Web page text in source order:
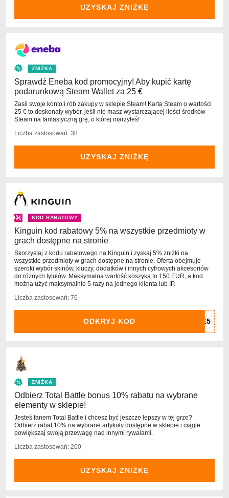
UZYSKAJ ZNIŻKĘ
ZNIŻKA
Sprawdź Eneba kod promocyjny! Aby kupić kartę
podarunkową Steam Wallet za 25 €
Zasil swoje konto i rób zakupy w sklepie Steam! Karta Steam o wartości
25 € to doskonały wybór, jeśli nie masz wystarczającej ilości środków
Steam na fantastyczną grę, o której marzyłeś!
Liczba zastosowań: 38
UZYSKAJ ZNIŻKĘ
KOD RABATOWY
Kinguin kod rabatowy 5% na wszystkie przedmioty w
grach dostępne na stronie
Skorzystaj z kodu rabatowego na Kinguin i zyskaj 5% zniżki na
wszystkie przedmioty w grach dostępne na stronie. Oferta obejmuje
szeroki wybór skinów, kluczy, dodatków i innych cyfrowych akcesoriów
do różnych tytułów. Maksymalna wartość koszyka to 150 EUR, a kod
można użyć maksymalnie 5 razy na jednego klienta lub IP.
Liczba zastosowań: 76
ODKRYJ KOD
ZNIŻKA
Odbierz Total Battle bonus 10% rabatu na wybrane
elementy w sklepie!
Jesteś fanem Total Battle i chcesz być jeszcze lepszy w tej grze?
Odbierz rabat 10% na wybrane artykuły dostępne w sklepie i ciągle
powiększaj swoją przewagę nad innymi rywalami.
Liczba zastosowań: 200
UZYSKAJ ZNIŻKĘ